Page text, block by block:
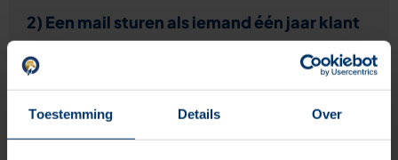
Toestemming Details Over
2) Een mail sturen als iemand één jaar klant
is
maken en kan werken aan de relatie met je klant en dat
zijn de bijzondere momenten die je ook zou vieren met